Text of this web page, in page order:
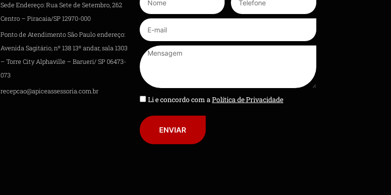
Sede Endereço: Rua Sete de Setembro, 262
Centro – Piracaia/SP 12970-000
Ponto de Atendimento São Paulo endereço:
Avenida Sagitário, nº 138 13º andar, sala 1303
– Torre City Alphaville – Barueri/ SP 06473-
073
recepcao@apiceassessoria.com.br
Li e concordo com aPolítica de Privacidade
ENVIAR